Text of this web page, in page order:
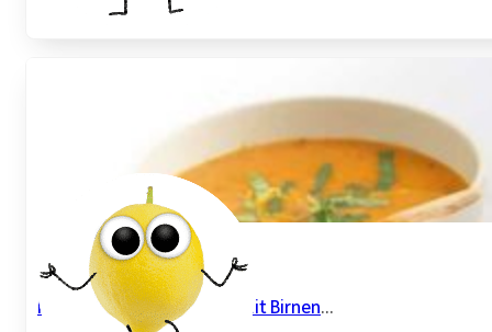
Fruchtige Tomatensuppe mit Birnen...